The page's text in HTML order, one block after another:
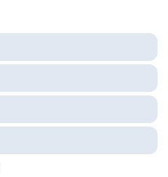
abierto por reforma a Fiscalía
Ariel Moya